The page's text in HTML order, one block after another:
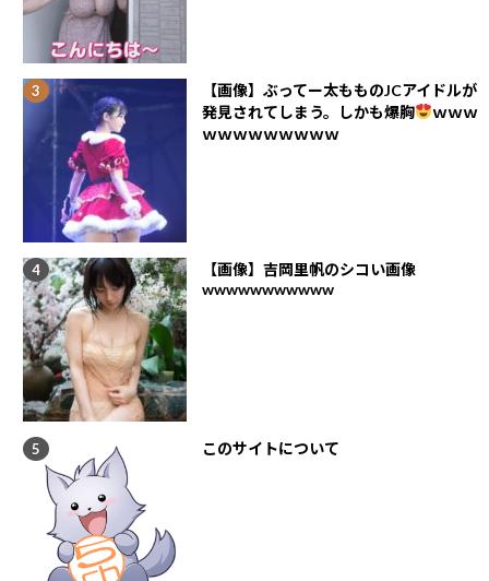
【画像】ぶってー太もものJCアイドルが
発見されてしまう。しかも爆胸
ｗｗｗ
ｗｗｗｗｗｗｗｗｗ
【画像】吉岡里帆のシコい画像
wwwwwwwwwww
このサイトについて